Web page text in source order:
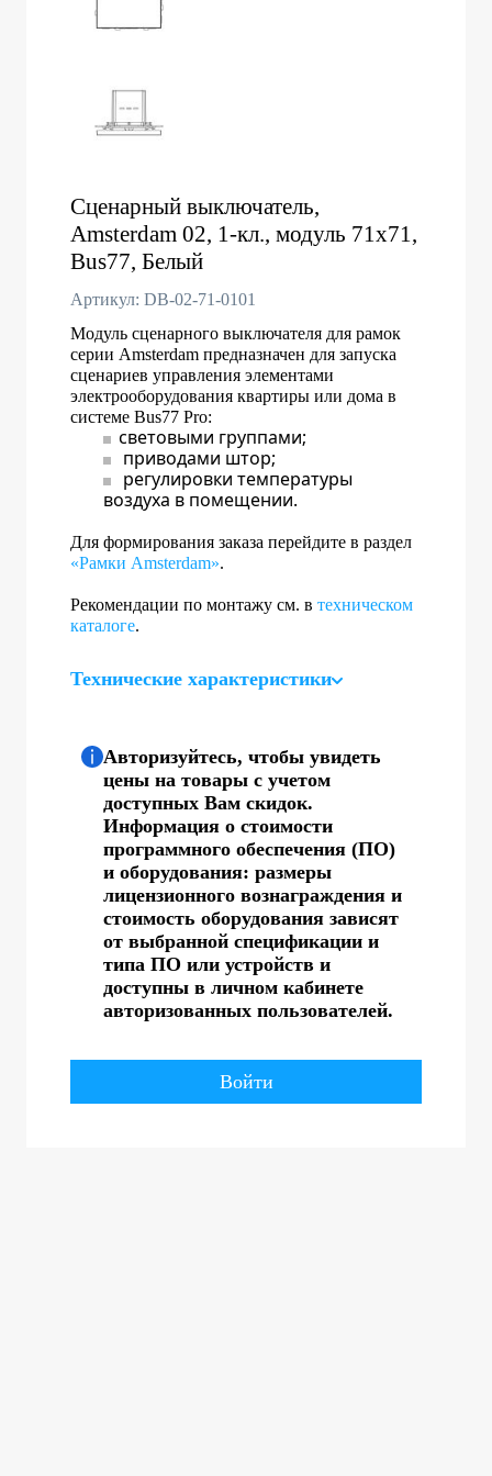
Сценарный выключатель,
Amsterdam 02, 1-кл., модуль 71х71,
Bus77, Белый
Артикул: DB-02-71-0101
Модуль сценарного выключателя для рамок
серии Amsterdam предназначен для запуска
сценариев управления элементами
электрооборудования квартиры или дома в
системе Bus77 Pro:
световыми группами;
приводами штор;
регулировки температуры
воздуха в помещении.
Для формирования заказа перейдите в раздел
«Рамки Amsterdam».
Рекомендации по монтажу см. в техническом
каталоге.
Технические характеристики
Авторизуйтесь, чтобы увидеть
цены на товары с учетом
доступных Вам скидок.
Информация о стоимости
программного обеспечения (ПО)
и оборудования: размеры
лицензионного вознаграждения и
стоимость оборудования зависят
от выбранной спецификации и
типа ПО или устройств и
доступны в личном кабинете
авторизованных пользователей.
Войти